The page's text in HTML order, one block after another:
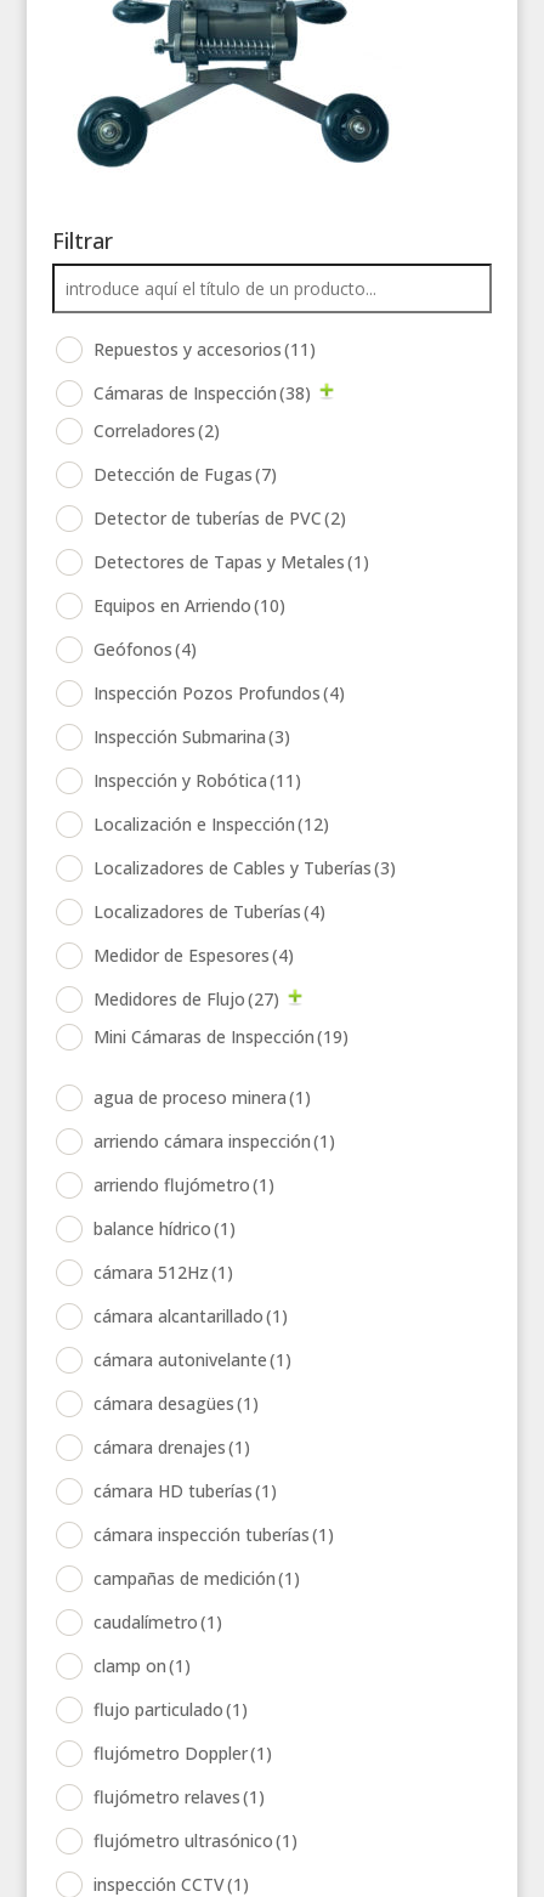
Filtrar
Repuestos y accesorios(11)
Cámaras de Inspección(38)
Correladores(2)
Detección de Fugas(7)
Detector de tuberías de PVC(2)
Detectores de Tapas y Metales(1)
Equipos en Arriendo(10)
Geófonos(4)
Inspección Pozos Profundos(4)
Inspección Submarina(3)
Inspección y Robótica(11)
Localización e Inspección(12)
Localizadores de Cables y Tuberías(3)
Localizadores de Tuberías(4)
Medidor de Espesores(4)
Medidores de Flujo(27)
Mini Cámaras de Inspección(19)
agua de proceso minera(1)
arriendo cámara inspección(1)
arriendo flujómetro(1)
balance hídrico(1)
cámara 512Hz(1)
cámara alcantarillado(1)
cámara autonivelante(1)
cámara desagües(1)
cámara drenajes(1)
cámara HD tuberías(1)
cámara inspección tuberías(1)
campañas de medición(1)
caudalímetro(1)
clamp on(1)
flujo particulado(1)
flujómetro Doppler(1)
flujómetro relaves(1)
flujómetro ultrasónico(1)
inspección CCTV(1)